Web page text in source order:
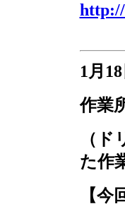
http://
1 月 18
作業
（
た作
【